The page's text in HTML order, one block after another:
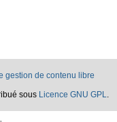
gestion de contenu libre
sous Licence GNU GPL.